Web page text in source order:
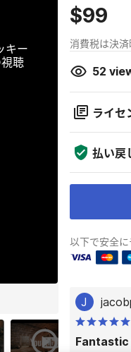
キー
聴
$99
消費税は決
52
ライ
払い戻
以下で安全に
J